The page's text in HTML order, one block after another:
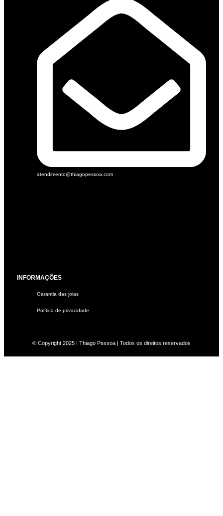
atendimento@thiagopessoa.com
INFORMAÇÕES
Garantia das joias
Política de privacidade
© Copyright 2025 | Thiago Pessoa | Todos os direitos reservados